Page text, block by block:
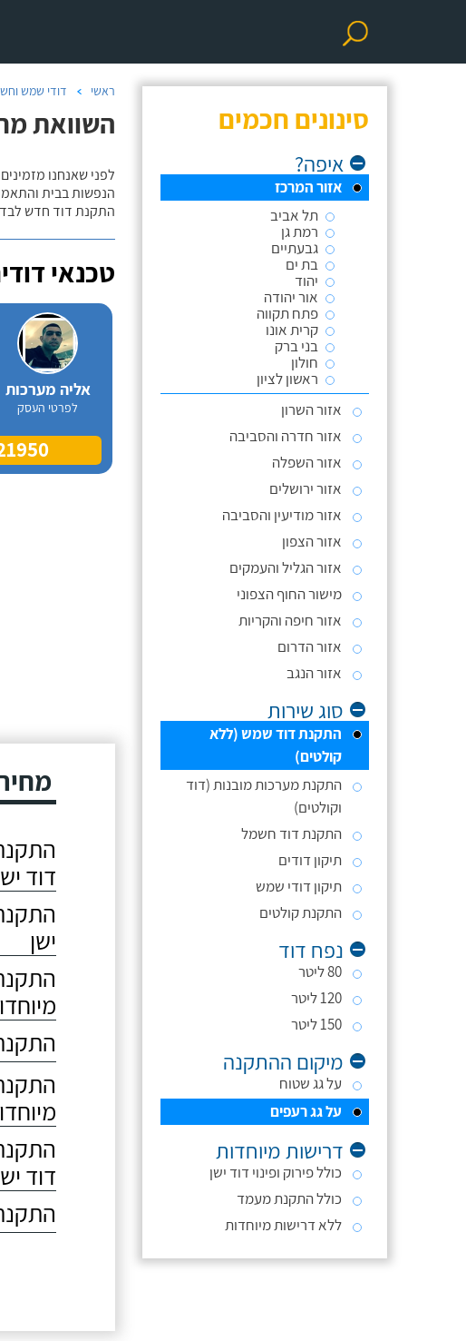
סינונים חכמים
איפה?
אזור המרכז
תל אביב
רמת גן
גבעתיים
בת ים
יהוד
אור יהודה
פתח תקווה
קרית אונו
בני ברק
חולון
ראשון לציון
אזור השרון
אזור חדרה והסביבה
אזור השפלה
אזור ירושלים
אזור מודיעין והסביבה
אזור הצפון
אזור הגליל והעמקים
מישור החוף הצפוני
אזור חיפה והקריות
אזור הדרום
אזור הנגב
סוג שירות
התקנת דוד שמש (ללא
קולטים)
התקנת מערכות מובנות (דוד
וקולטים)
התקנת דוד חשמל
תיקון דודים
תיקון דודי שמש
התקנת קולטים
נפח דוד
80 ליטר
120 ליטר
150 ליטר
מיקום ההתקנה
על גג שטוח
על גג רעפים
דרישות מיוחדות
כולל פירוק ופינוי דוד ישן
כולל התקנת מעמד
ללא דרישות מיוחדות
ראשי דודי שמש
השוואת
לפני שאנחנו
הנפשות בבית
התקנת דוד חדש
טכנאי
אליה מערכות
לפרטי העסק
דוד
ישן
התקנת דוד שמש,
דוד
התקנת דוד שמש,